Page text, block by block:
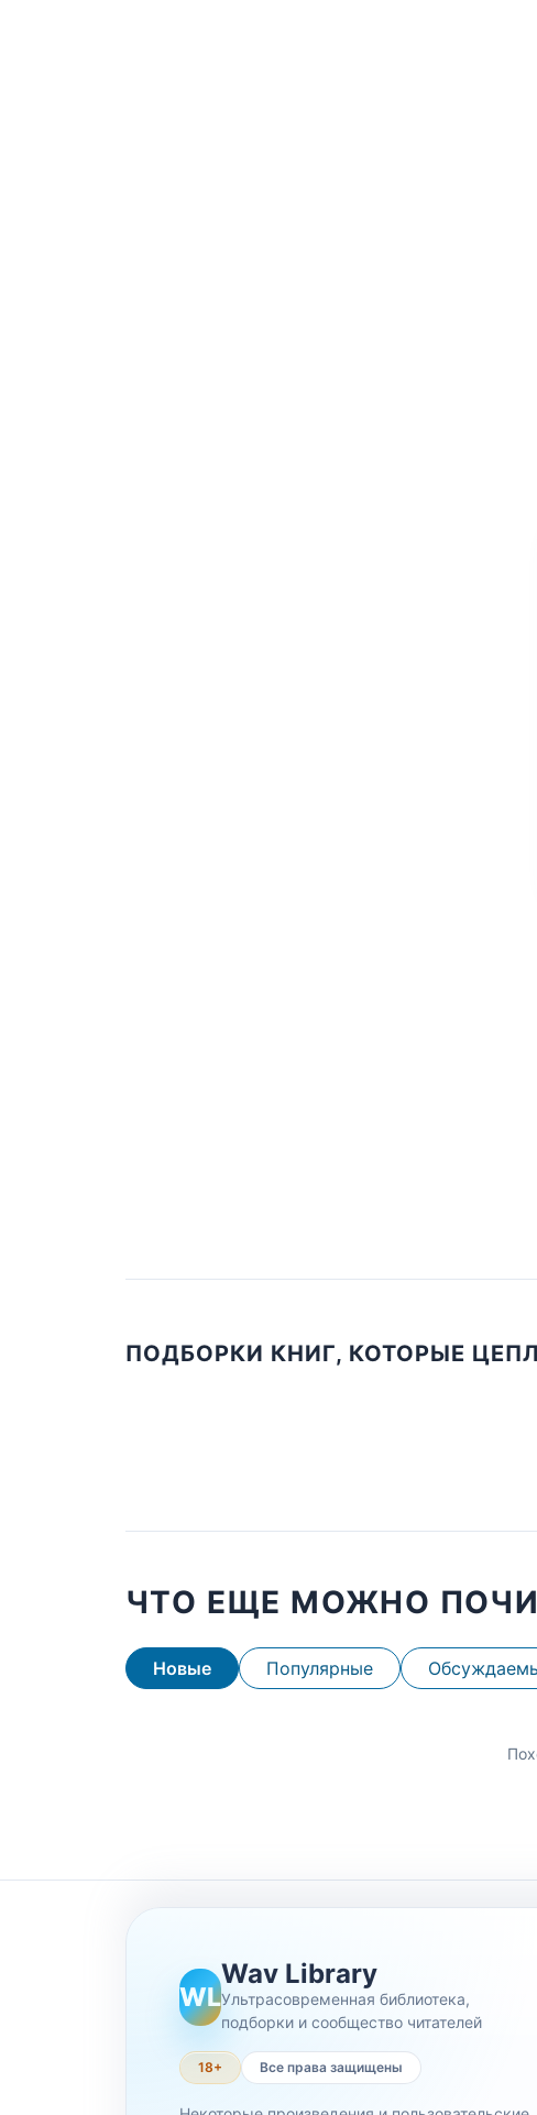
ПОДБОРКИ КНИГ, КОТОРЫЕ
ЧТО ЕЩЕ МОЖНО
Новые Популярные
WL
Wav Library
Ультрасовременная библиотека,
подборки и сообщество читателей
18+ Все права защищены